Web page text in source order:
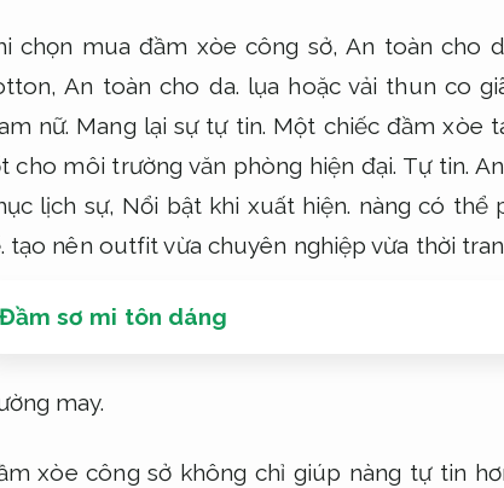
chọn mua đầm xòe công sở,An toàn cho
An toàn cho da. lụa hoặc vải thun co
nữ. Mang lại sự tự tin. Một chiếc đầm xòe
cho môi trường văn phòng hiện đại. Tự tin.
lịch sự, Nổi bật khi xuất hiện. nàng có thể
tạo nên outfit vừa chuyên nghiệp vừa thời
Đầm sơ mi tôn dáng
may.
xòe công sở không chỉ giúp nàng tự tin